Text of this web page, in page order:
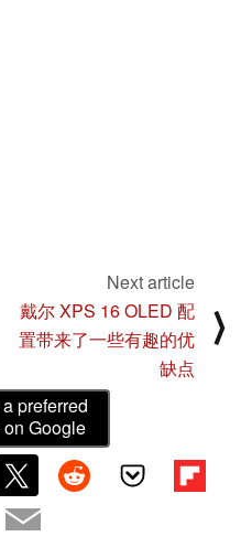
Next article
戴尔 XPS 16 OLED 配
置带来了一些有趣的优
缺点
⟩
preferred
Google